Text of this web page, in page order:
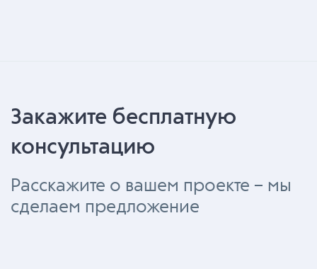
Закажите бесплатную
консультацию
Расскажите о вашем проекте – мы
сделаем предложение